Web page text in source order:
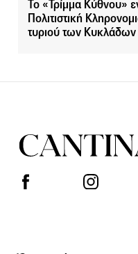
Το «Τρίμμα Κύθνου»
Πολιτιστική
τυριού των Κυκλάδων